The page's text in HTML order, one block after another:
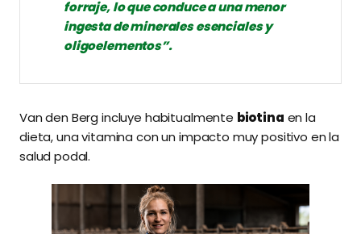
forraje, lo que conduce a una menor
ingesta de minerales esenciales y
oligoelementos”.
Van den Berg incluye habitualmente biotina en la
dieta, una vitamina con un impacto muy positivo en la
salud podal.